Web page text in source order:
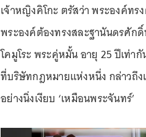
เจ้าหญิงคิโกะ ตรัสว่า พระองค์ทร
พระองค์ต้องทรงสละฐานันดรศั
โคมูโระ พระคู่หมั้น อายุ 25 ปีเท่
ที่บริษัทกฎหมายแห่งหนึ่ง กล่าวถึง
อย่างนิ่งเงียบ ‘เหมือนพระจันทร์’